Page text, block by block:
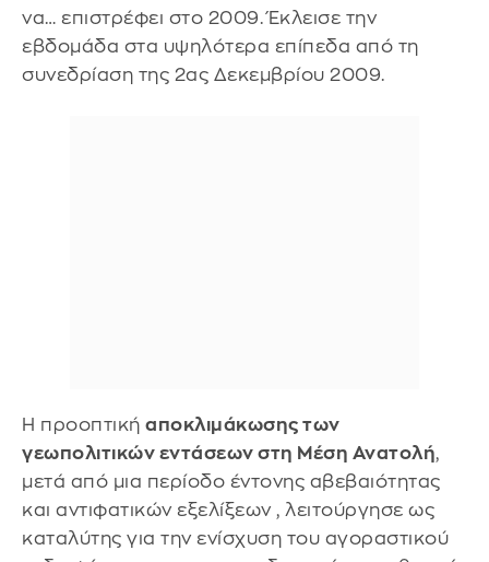
να… επιστρέφει στο 2009. Έκλεισε την
εβδομάδα στα υψηλότερα επίπεδα από τη
συνεδρίαση της 2ας Δεκεμβρίου 2009.
Η προοπτική αποκλιμάκωσης των
γεωπολιτικών εντάσεων στη Μέση Ανατολή,
μετά από μια περίοδο έντονης αβεβαιότητας
και αντιφατικών εξελίξεων , λειτούργησε ως
καταλύτης για την ενίσχυση του αγοραστικού